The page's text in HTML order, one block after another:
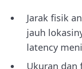
Jarak fisik
jauh
latency
Ukuran dan